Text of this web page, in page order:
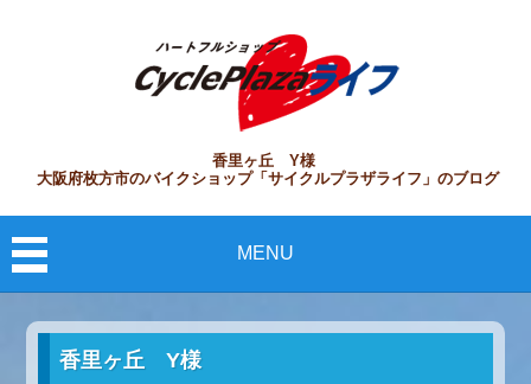
香里ヶ丘 Y様
大阪府枚方市のバイクショップ「サイクルプラザライフ」のブログ
MENU
香里ヶ丘 Y様